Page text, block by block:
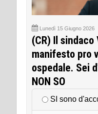
Lunedì 15 Giugno 2026
(CR) Il
manifesto pro
ospedale. Sei
NON SO
SI sono